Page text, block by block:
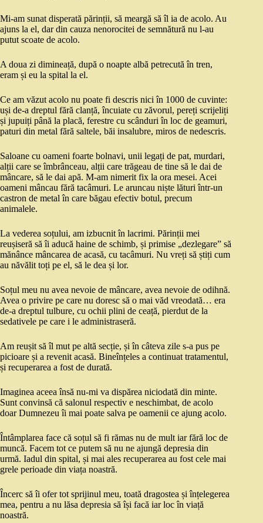
Mi-am sunat disperată părinții, să meargă să îl ia de acolo. Au
ajuns la el, dar din cauza nenorocitei de semnătură nu l-au
putut scoate de acolo.
A doua zi dimineață, după o noapte albă petrecută în tren,
eram și eu la spital la el.
Ce am văzut acolo nu poate fi descris nici în 1000 de cuvinte:
uși de-a dreptul fără clanță, încuiate cu zăvorul, pereți scrijeliți
și jupuiți până la placă, ferestre cu scânduri în loc de geamuri,
paturi din metal fără saltele, băi insalubre, miros de nedescris.
Saloane cu oameni foarte bolnavi, unii legați de pat, murdari,
alții care se îmbrânceau, alții care trăgeau de tine să le dai de
mâncare, să le dai apă. M-am nimerit fix la ora mesei. Acei
oameni mâncau fără tacâmuri. Le aruncau niște lături într-un
castron de metal în care băgau efectiv botul, precum
animalele.
La vederea soțului, am izbucnit în lacrimi. Părinții mei
reușiseră să îi aducă haine de schimb, și primise „dezlegare” să
mănânce mâncarea de acasă, cu tacâmuri. Nu vreți să știți cum
au năvălit toți pe el, să le dea și lor.
Soțul meu nu avea nevoie de mâncare, avea nevoie de odihnă.
Avea o privire pe care nu doresc să o mai văd vreodată… era
de-a dreptul tulbure, cu ochii plini de ceață, pierdut de la
sedativele pe care i le administraseră.
Am reușit să îl mut pe altă secție, și în câteva zile s-a pus pe
picioare și a revenit acasă. Bineînțeles a continuat tratamentul,
și recuperarea a fost de durată.
Imaginea aceea însă nu-mi va dispărea niciodată din minte.
Sunt convinsă că salonul respectiv e neschimbat, de acolo
doar Dumnezeu îi mai poate salva pe oamenii ce ajung acolo.
Întâmplarea face că soțul să fi rămas nu de mult iar fără loc de
muncă. Facem tot ce putem să nu ne ajungă depresia din
urmă. Iadul din spital, și mai ales recuperarea au fost cele mai
grele perioade din viața noastră.
Încerc să îi ofer tot sprijinul meu, toată dragostea și înțelegerea
mea, pentru a nu lăsa depresia să își facă iar loc în viață
noastră.